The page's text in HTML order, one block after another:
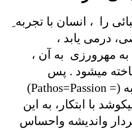
را ، انسان با تجربه
درمی یابد ،
مهرورزی به آن ،
میشود . پس
ازرویداد این تجربه (= Pathos=Passion)
با ابتکار، به این
واندیشه واحساس